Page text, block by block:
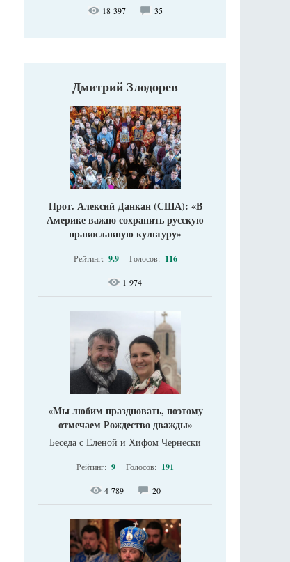
18 397 35
Дмитрий Злодорев
Прот. Алексий Данкан (США): «В
Америке важно сохранить русскую
православную культуру»
Рейтинг: 9.9 Голосов: 116
1 974
«Мы любим праздновать, поэтому
отмечаем Рождество дважды»
Беседа с Еленой и Хифом Чернески
Рейтинг: 9 Голосов: 191
4 789 20